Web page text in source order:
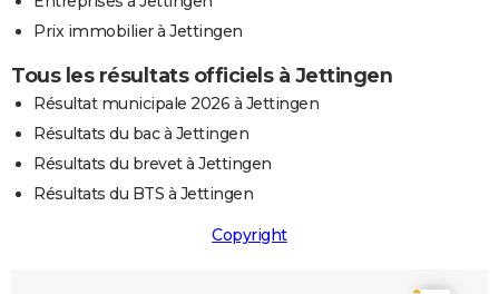
Prix immobilier à Jettingen
Tous les résultats officiels à Jettingen
Résultat municipale 2026 à Jettingen
Résultats du bac à Jettingen
Résultats du brevet à Jettingen
Résultats du BTS à Jettingen
Copyright